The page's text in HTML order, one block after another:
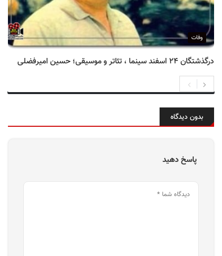
وفات
درگذشتگان ۲۴ اسفند سینما ، تئاتر و موسیقی؛ حسین امیرفضلی
بدون دیدگاه
پاسخ دهید